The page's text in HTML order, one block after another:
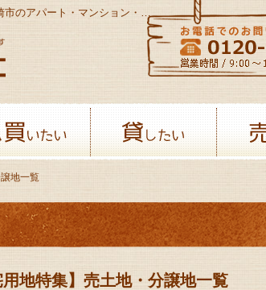
【住宅用地特集】売土地・分譲地一覧-売買物件情報一覧 - 柏崎市のアパート・マンション・貸家・土地・売家の不動産情報サイト
八幡開発株式会社-柏﨑の不動産会社
買いたい 貸したい
地一覧
用地特集】売土地・分譲地一覧